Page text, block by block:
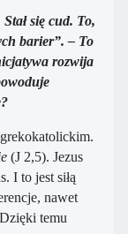
się cud. To,
barier”. – To
rozwija
(J 2,5). Jezus
I to jest siłą
nawet
temu